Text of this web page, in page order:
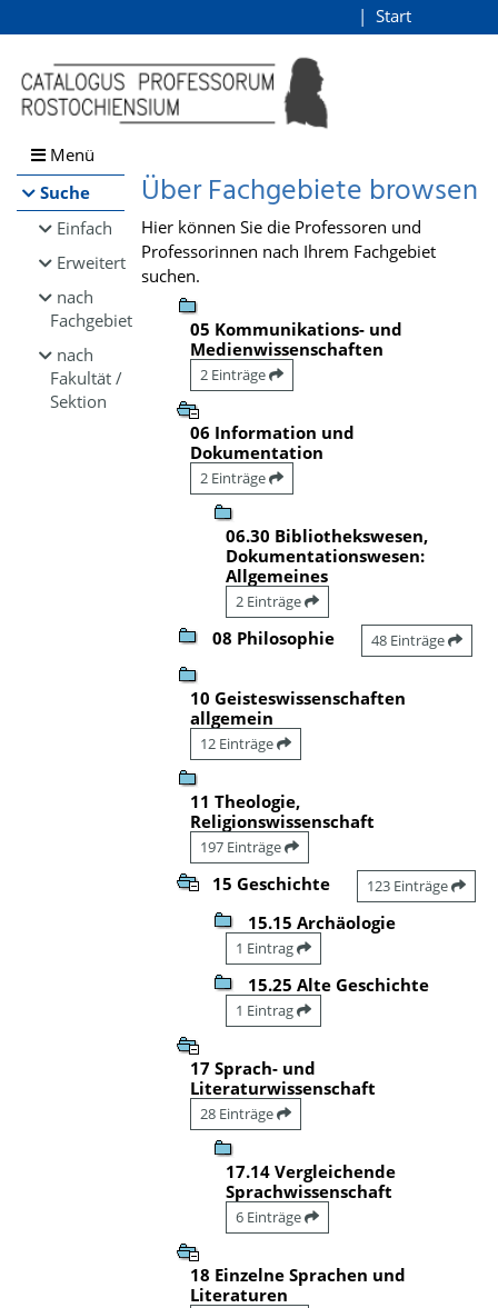
Browsen
direkt zum Inhalt
Start
Menü
Suche
Einfach
Erweitert
nach
Fachgebiet
nach
Fakultät /
Sektion
Über Fachgebiete browsen
Hier können Sie die Professoren und
Professorinnen nach Ihrem Fachgebiet
suchen.
05 Kommunikations- und
Medienwissenschaften
2 Einträge
06 Information und
Dokumentation
2 Einträge
06.30 Bibliothekswesen,
Dokumentationswesen:
Allgemeines
2 Einträge
08 Philosophie 48 Einträge
10 Geisteswissenschaften
allgemein
12 Einträge
11 Theologie,
Religionswissenschaft
197 Einträge
15 Geschichte 123 Einträge
15.15 Archäologie
1 Eintrag
15.25 Alte Geschichte
1 Eintrag
17 Sprach- und
Literaturwissenschaft
28 Einträge
17.14 Vergleichende
Sprachwissenschaft
6 Einträge
18 Einzelne Sprachen und
Literaturen